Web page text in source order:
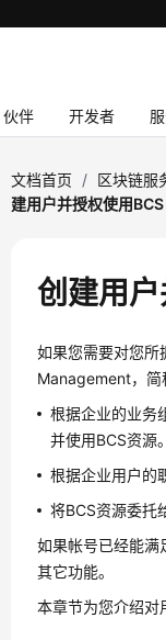
伙伴 开发者
文档首页 / 区块链服
建用户并授权使用BCS
创建用
如果您需要对您所
Management，简
根据企业的业务
并使用BCS资源。
根据企业用户的
将BCS资源委托
如果帐号已经能满
其它功能。
本章节为您介绍对